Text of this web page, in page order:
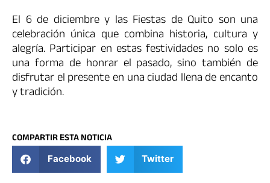
El 6 de diciembre y las Fiestas de Quito son una
celebración única que combina historia, cultura y
alegría. Participar en estas festividades no solo es
una forma de honrar el pasado, sino también de
disfrutar el presente en una ciudad llena de encanto
y tradición.
COMPARTIR ESTA NOTICIA
Facebook Twitter